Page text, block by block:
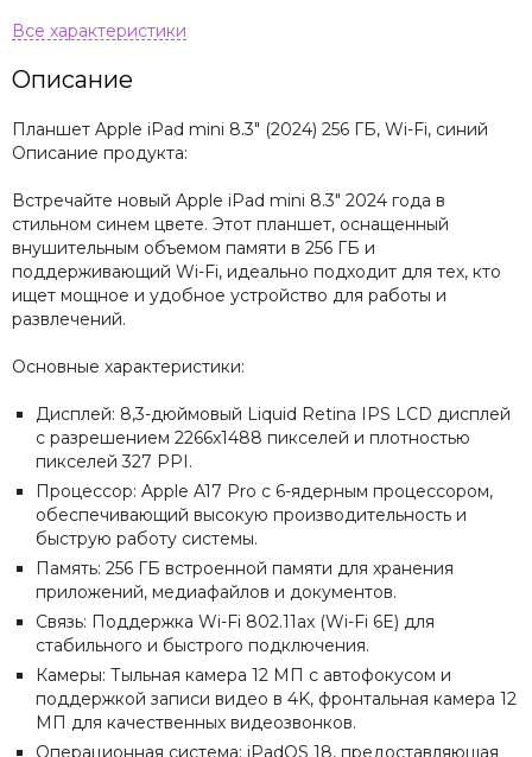
Описание
Планшет Apple iPad mini 8.3" (2024) 256 ГБ, Wi-Fi, синий
Описание продукта:
Встречайте новый Apple iPad mini 8.3" 2024 года в
стильном синем цвете. Этот планшет, оснащенный
внушительным объемом памяти в 256 ГБ и
поддерживающий Wi-Fi, идеально подходит для тех, кто
ищет мощное и удобное устройство для работы и
развлечений.
Основные характеристики:
Дисплей: 8,3-дюймовый Liquid Retina IPS LCD дисплей
с разрешением 2266x1488 пикселей и плотностью
пикселей 327 PPI.
Процессор: Apple A17 Pro с 6-ядерным процессором,
обеспечивающий высокую производительность и
быструю работу системы.
Память: 256 ГБ встроенной памяти для хранения
приложений, медиафайлов и документов.
Связь: Поддержка Wi-Fi 802.11ax (Wi-Fi 6E) для
стабильного и быстрого подключения.
Камеры: Тыльная камера 12 МП с автофокусом и
поддержкой записи видео в 4K, фронтальная камера 12
МП для качественных видеозвонков.
Операционная система: iPadOS 18, предоставляющая